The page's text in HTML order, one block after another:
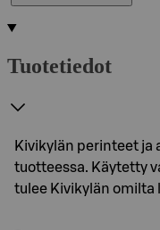
Tuotetiedot
Kivikylän perinteet ja
tuotteessa. Käytetty
tulee Kivikylän omilta